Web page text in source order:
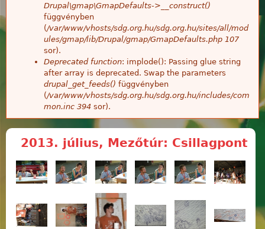
Drupal\gmap\GmapDefaults->__construct()
függvényben
(/var/www/vhosts/sdg.org.hu/sdg.org.hu/sites/all/mod
ules/gmap/lib/Drupal/gmap/GmapDefaults.php 107
sor).
Deprecated function: implode(): Passing glue string
after array is deprecated. Swap the parameters
drupal_get_feeds() függvényben
(/var/www/vhosts/sdg.org.hu/sdg.org.hu/includes/com
mon.inc 394 sor).
2013. július, Mezőtúr: Csillagpont